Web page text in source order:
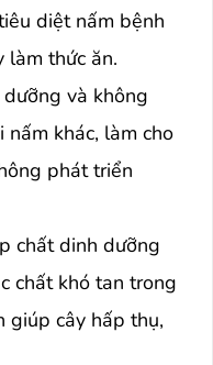
diệt nấm bệnh
làm thức ăn.
và không
khác, làm cho
phát triển
chất dinh dưỡng
chất khó tan trong
giúp cây hấp thụ,